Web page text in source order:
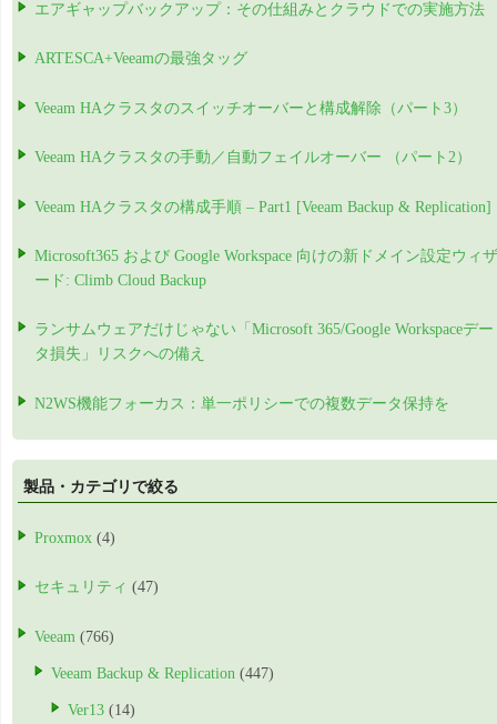
エアギャップバックアップ：その仕組みとクラウドでの実施方法
ARTESCA+Veeamの最強タッグ
Veeam HAクラスタのスイッチオーバーと構成解除（パート3）
Veeam HAクラスタの手動／自動フェイルオーバー （パート2）
Veeam HAクラスタの構成手順 – Part1 [Veeam Backup & Replication]
Microsoft365 および Google Workspace 向けの新ドメイン設定ウィザ
ード: Climb Cloud Backup
ランサムウェアだけじゃない「Microsoft 365/Google Workspaceデー
タ損失」リスクへの備え
N2WS機能フォーカス：単一ポリシーでの複数データ保持を
製品・カテゴリで絞る
Proxmox (4)
セキュリティ (47)
Veeam (766)
Veeam Backup & Replication (447)
Ver13 (14)